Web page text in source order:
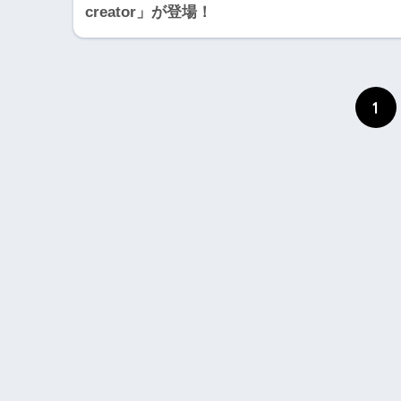
creator」が登場！
1